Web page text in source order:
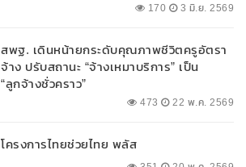
170 3 มิ.ย. 2569
สพฐ. เดินหน้ายกระดับคุณภาพชีวิตครูอัตรา
จ้าง ปรับสถานะ “จ้างเหมาบริการ” เป็น
“ลูกจ้างชั่วคราว”
473 22 พ.ค. 2569
โครงการไทยช่วยไทย พลัส